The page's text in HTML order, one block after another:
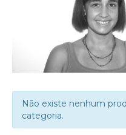
Não existe nenhum
categoria.